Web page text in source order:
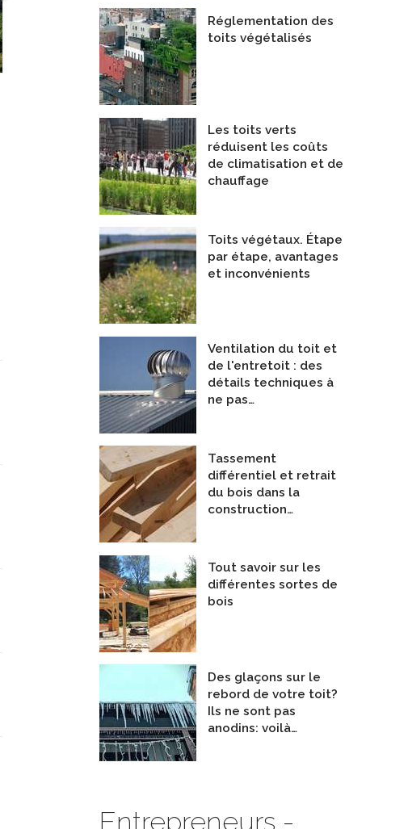
Réglementation des
toits végétalisés
Les toits verts
réduisent les coûts
de climatisation et de
chauffage
Toits végétaux. Étape
par étape, avantages
et inconvénients
Ventilation du toit et
de l'entretoit : des
détails techniques à
ne pas…
Tassement
différentiel et retrait
du bois dans la
construction…
Tout savoir sur les
différentes sortes de
bois
Des glaçons sur le
rebord de votre toit?
Ils ne sont pas
anodins: voilà…
Entrepreneurs -
La maison Brunet
Entrepreneurs Généraux
De Toundra construction
De Belvedair